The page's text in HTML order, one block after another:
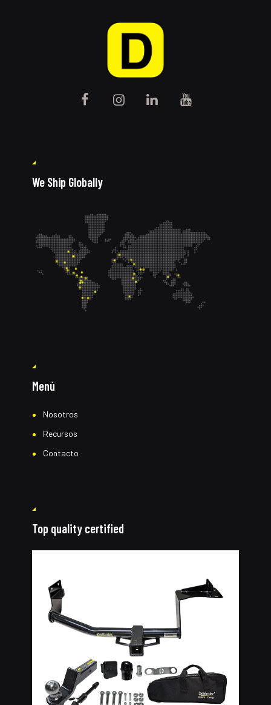
We Ship Globally
Menú
Nosotros
Recursos
Contacto
Top quality certified